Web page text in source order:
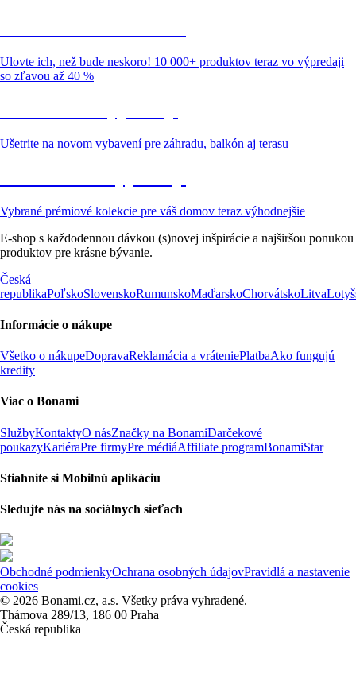
Ulovte ich, než bude neskoro! 10 000+ produktov teraz vo výpredaji
so zľavou až 40 %
Ušetrite na novom vybavení pre záhradu, balkón aj terasu
Vybrané prémiové kolekcie pre váš domov teraz výhodnejšie
E-shop s každodennou dávkou (s)novej inšpirácie a najširšou ponukou
produktov pre krásne bývanie.
Česká
republikaPoľskoSlovenskoRumunskoMaďarskoChorvátskoLitva
Informácie o nákupe
Všetko o nákupeDopravaReklamácia a vráteniePlatbaAko fungujú
kredity
Viac o Bonami
SlužbyKontaktyO násZnačky na BonamiDarčekové
poukazyKariéraPre firmyPre médiáAffiliate programBonamiStar
Stiahnite si Mobilnú aplikáciu
Sledujte nás na sociálnych sieťach
Obchodné podmienkyOchrana osobných údajovPravidlá a nastavenie
cookies
© 2026 Bonami.cz, a.s. Všetky práva vyhradené.
Thámova 289/13, 186 00 Praha
Česká republika